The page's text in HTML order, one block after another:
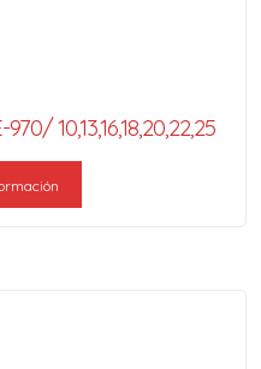
10,13,16,18,20,22,25